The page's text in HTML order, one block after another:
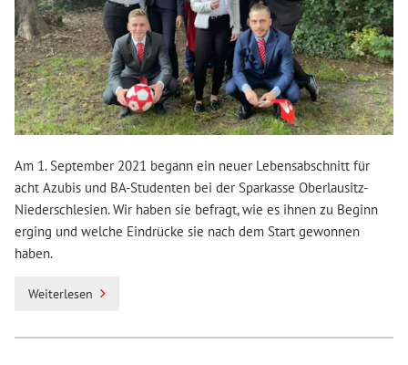
Am 1. September 2021 begann ein neuer Lebensabschnitt für
acht Azubis und BA-Studenten bei der Sparkasse Oberlausitz-
Niederschlesien. Wir haben sie befragt, wie es ihnen zu Beginn
erging und welche Eindrücke sie nach dem Start gewonnen
haben.
Weiterlesen